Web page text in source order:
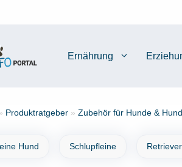
Ernährung
Produktratgeber » Zubehör für Hunde &
Hund Schlupfleine